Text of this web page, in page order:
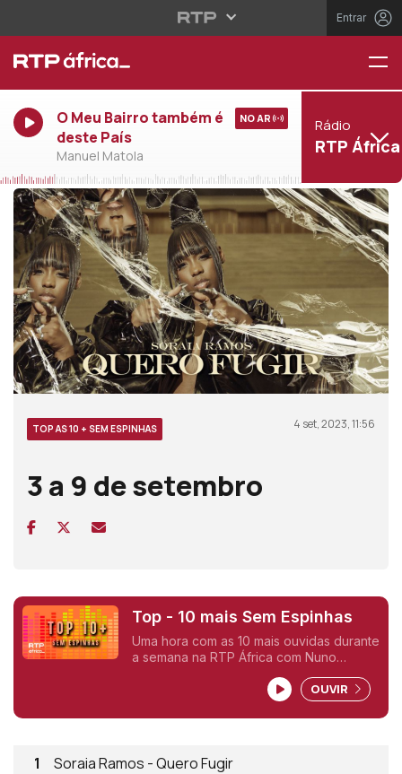
Entrar
O Meu Bairro também é
deste País
Manuel Matola
NO AR Rádio
RTP África
TOP AS 10 + SEM ESPINHAS 4 set, 2023, 11:56
3 a 9 de setembro
Top - 10 mais Sem Espinhas
Uma hora com as 10 mais ouvidas durante
a semana na RTP África com Nuno
OUVIR
1
Soraia Ramos - Quero Fugir